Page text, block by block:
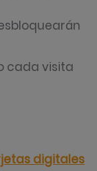
cada visita
digitales